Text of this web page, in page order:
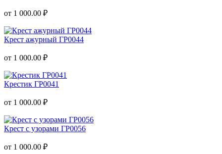
от 1 000.00 ₽
Крест ажурный ГР0044
от 1 000.00 ₽
Крестик ГР0041
от 1 000.00 ₽
Крест с узорами ГР0056
от 1 000.00 ₽